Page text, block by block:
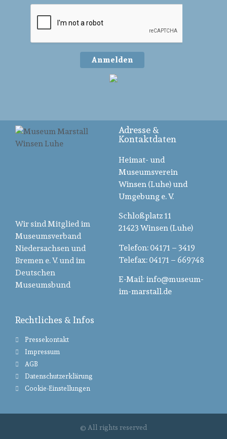
Anmelden
Wir sind Mitglied im
Museumsverband
Niedersachsen und
Bremen e. V. und im
Deutschen
Museumsbund
Adresse &
Kontaktdaten
Heimat- und
Museumsverein
Winsen (Luhe) und
Umgebung e. V.
Schloßplatz 11
21423 Winsen (Luhe)
Telefon: 04171 – 3419
Telefax: 04171 – 669748
E-Mail: info@museum-
im-marstall.de
Rechtliches & Infos
Pressekontakt
Impressum
AGB
Datenschutzerklärung
Cookie-Einstellungen
© All rights reserved